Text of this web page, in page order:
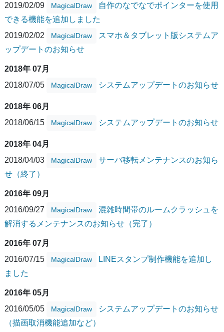
2019/02/09 MagicalDraw
自作のなでなでポインターを使用
できる機能を追加しました
2019/02/02
MagicalDraw
スマホ＆タブレット版システムア
ップデートのお知らせ
2018年 07月
2018/07/05
MagicalDraw システムアップデートのお知らせ
2018年 06月
2018/06/15
MagicalDraw システムアップデートのお知らせ
2018年 04月
2018/04/03
MagicalDraw
サーバ移転メンテナンスのお知ら
せ（終了）
2016年 09月
2016/09/27
MagicalDraw
混雑時間帯のルームクラッシュを
解消するメンテナンスのお知らせ（完了）
2016年 07月
2016/07/15
MagicalDraw
LINEスタンプ制作機能を追加し
ました
2016年 05月
2016/05/05
MagicalDraw
システムアップデートのお知らせ
（描画取消機能追加など）